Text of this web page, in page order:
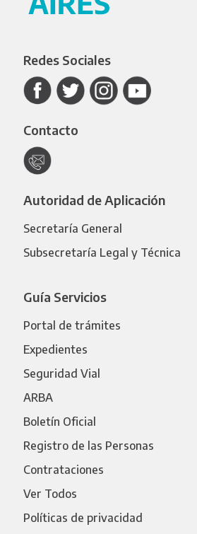
Redes Sociales
Contacto
Autoridad de Aplicación
Secretaría General
Subsecretaría Legal y Técnica
Guía Servicios
Portal de trámites
Expedientes
Seguridad Vial
ARBA
Boletín Oficial
Registro de las Personas
Contrataciones
Ver Todos
Políticas de privacidad